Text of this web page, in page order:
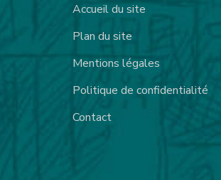
Accueil du site
Plan du site
Mentions légales
Politique de confidentialité
Contact